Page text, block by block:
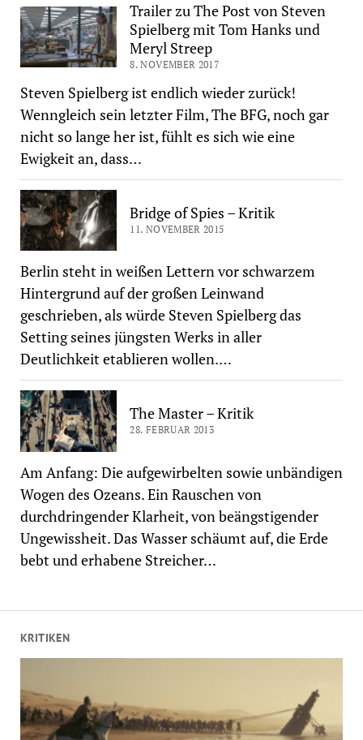
KRITIKEN
Trailer zu The Post von Steven
Spielberg mit Tom Hanks und
Meryl Streep
8. NOVEMBER 2017
Steven Spielberg ist endlich wieder zurück!
Wenngleich sein letzter Film, The BFG, noch gar
nicht so lange her ist, fühlt es sich wie eine
Ewigkeit an, dass…
Bridge of Spies – Kritik
11. NOVEMBER 2015
Berlin steht in weißen Lettern vor schwarzem
Hintergrund auf der großen Leinwand
geschrieben, als würde Steven Spielberg das
Setting seines jüngsten Werks in aller
Deutlichkeit etablieren wollen.…
The Master – Kritik
28. FEBRUAR 2013
Am Anfang: Die aufgewirbelten sowie unbändigen
Wogen des Ozeans. Ein Rauschen von
durchdringender Klarheit, von beängstigender
Ungewissheit. Das Wasser schäumt auf, die Erde
bebt und erhabene Streicher…